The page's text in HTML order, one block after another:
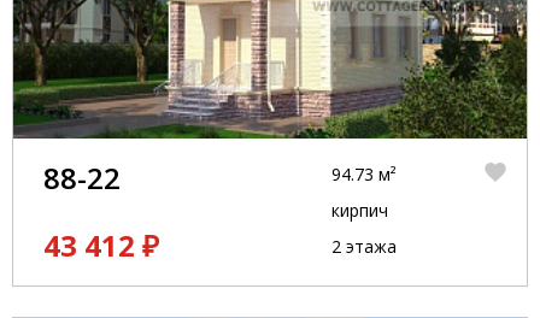
88-22
43 412 ₽
94.73 м²
кирпич
2 этажа